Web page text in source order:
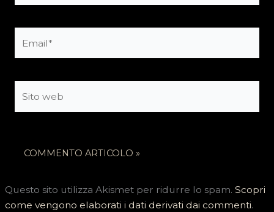
web
Questo sito utilizza Akismet per ridurre lo spam.Scopri
come vengono elaborati i dati derivati dai commenti.